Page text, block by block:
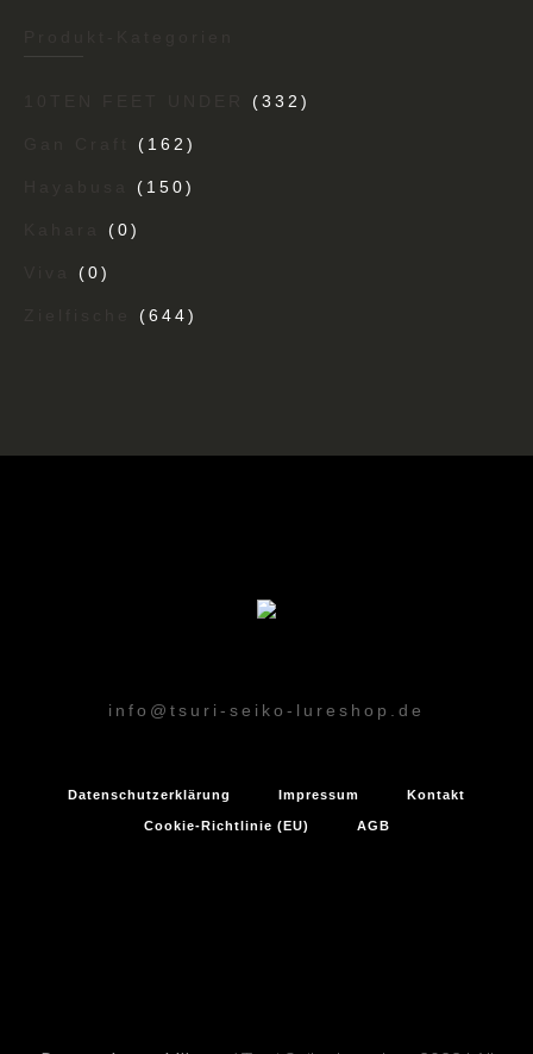
(332)
(162)
(150)
(0)
(0)
(644)
info@tsuri-seiko-lureshop.de
Datenschutzerklärung Impressum Kontakt
Cookie-Richtlinie (EU) AGB